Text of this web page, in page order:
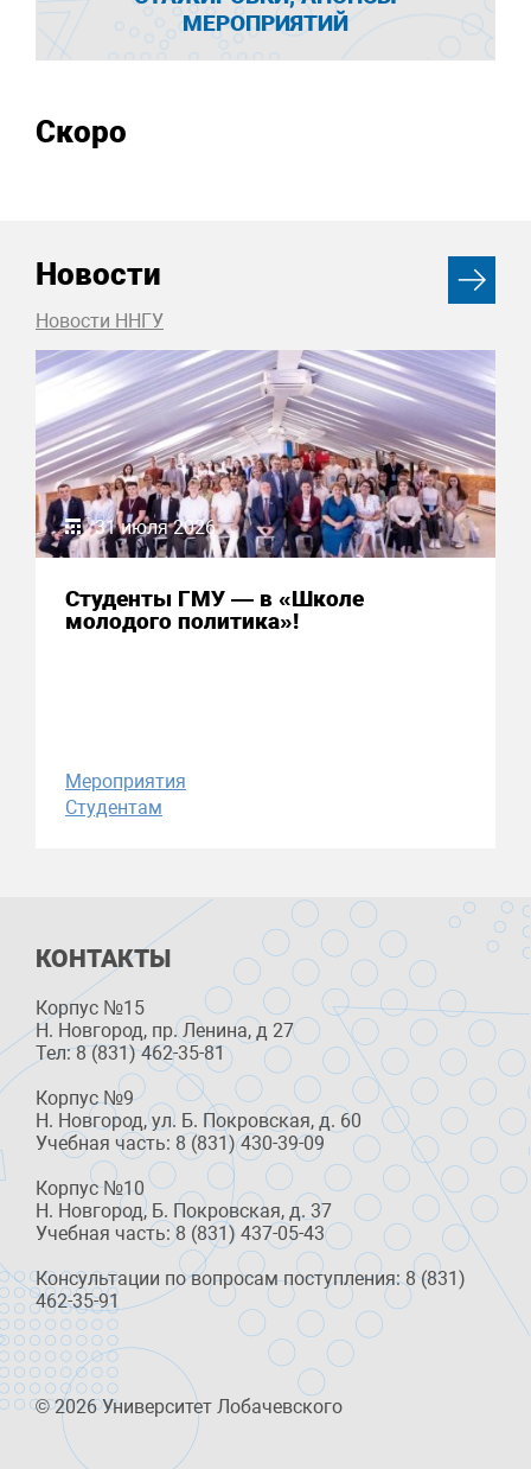
МЕРОПРИЯТИЙ
Скоро
Новости
Новости ННГУ
31 июля 2026
Студенты ГМУ — в «Школе
молодого политика»!
Мероприятия
Студентам
КОНТАКТЫ
Корпус №15
Н. Новгород, пр. Ленина, д 27
Тел: 8 (831) 462-35-81
Корпус №9
Н. Новгород, ул. Б. Покровская, д. 60
Учебная часть: 8 (831) 430-39-09
Корпус №10
Н. Новгород, Б. Покровская, д. 37
Учебная часть: 8 (831) 437-05-43
Консультации по вопросам поступления: 8 (831)
462-35-91
© 2026 Университет Лобачевского